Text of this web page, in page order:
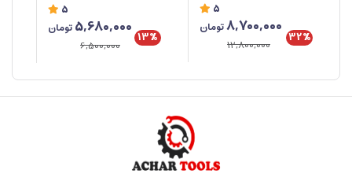
5
32%
8,700,000تومان
12,800,000
خور برند راهسول ساخت
تایوان
5
13%
5,680,000تومان
6,500,000